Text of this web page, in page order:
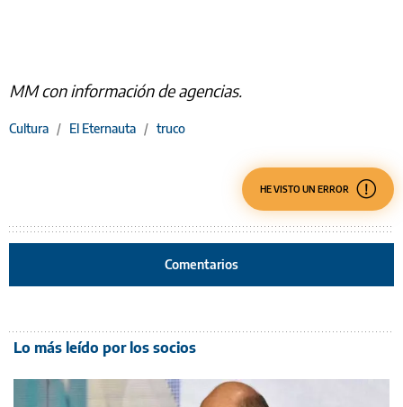
MM con información de agencias.
Cultura / El Eternauta / truco
HE VISTO UN ERROR
Comentarios
Lo más leído por los socios